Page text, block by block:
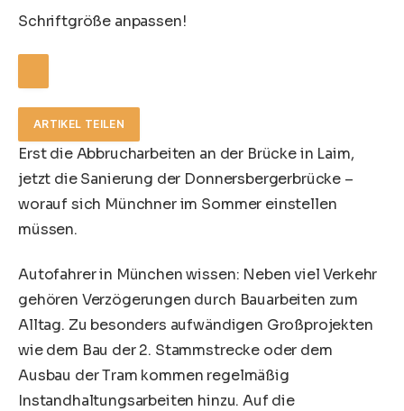
Schriftgröße anpassen!
ARTIKEL TEILEN
Erst die Abbrucharbeiten an der Brücke in Laim,
jetzt die Sanierung der Donnersbergerbrücke –
worauf sich Münchner im Sommer einstellen
müssen.
Autofahrer in München wissen: Neben viel Verkehr
gehören Verzögerungen durch Bauarbeiten zum
Alltag. Zu besonders aufwändigen Großprojekten
wie dem Bau der 2. Stammstrecke oder dem
Ausbau der Tram kommen regelmäßig
Instandhaltungsarbeiten hinzu. Auf die